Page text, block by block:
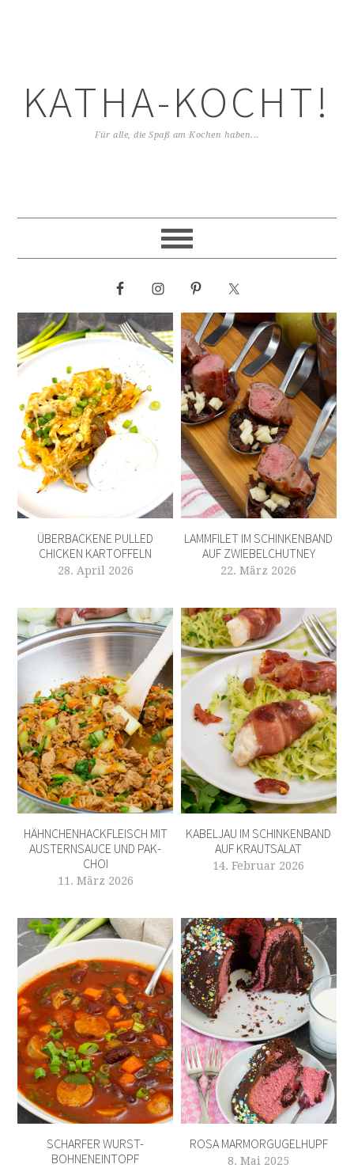
KATHA-KOCHT!
Für alle, die Spaß am Kochen haben...
ÜBERBACKENE PULLED
CHICKEN KARTOFFELN
28. April 2026
LAMMFILET IM SCHINKENBAND
AUF ZWIEBELCHUTNEY
22. März 2026
HÄHNCHENHACKFLEISCH MIT
AUSTERNSAUCE UND PAK-
CHOI
11. März 2026
KABELJAU IM SCHINKENBAND
AUF KRAUTSALAT
14. Februar 2026
SCHARFER WURST-
BOHNENEINTOPF
ROSA MARMORGUGELHUPF
8. Mai 2025